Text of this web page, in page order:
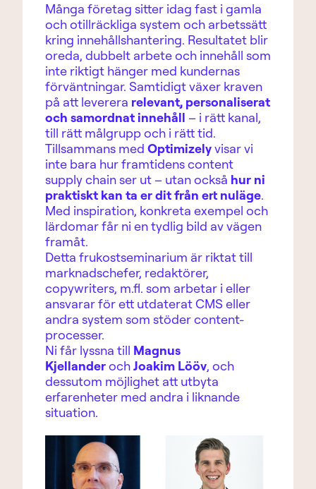
Många företag sitter idag fast i gamla
och otillräckliga system och arbetssätt
kring innehållshantering. Resultatet blir
oreda, dubbelt arbete och innehåll som
inte riktigt hänger med kundernas
förväntningar. Samtidigt växer kraven
på att leverera relevant, personaliserat
och samordnat innehåll – i rätt kanal,
till rätt målgrupp och i rätt tid.
Tillsammans med Optimizelyvisar vi
inte bara hur framtidens content
supply chain ser ut – utan också hur ni
praktiskt kan ta er dit från ert nuläge.
Med inspiration, konkreta exempel och
lärdomar får ni en tydlig bild av vägen
framåt.
Detta frukostseminarium är riktat till
marknadschefer, redaktörer,
copywriters, m.fl. som arbetar i eller
ansvarar för ett utdaterat CMS eller
andra system som stöder content-
processer.
Ni får lyssna till Magnus
KjellanderochJoakim Lööv, och
dessutom möjlighet att utbyta
erfarenheter med andra i liknande
situation.